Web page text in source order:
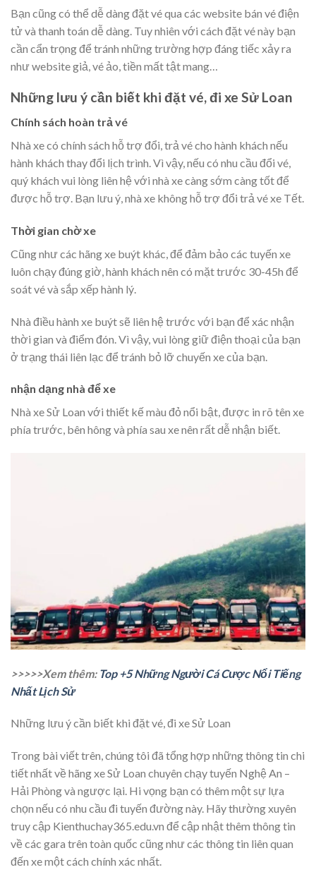
Bạn cũng có thể dễ dàng đặt vé qua các website bán vé điện
tử và thanh toán dễ dàng. Tuy nhiên với cách đặt vé này bạn
cần cẩn trọng để tránh những trường hợp đáng tiếc xảy ra
như website giả, vé ảo, tiền mất tật mang…
Những lưu ý cần biết khi đặt vé, đi xe Sử Loan
Chính sách hoàn trả vé
Nhà xe có chính sách hỗ trợ đổi, trả vé cho hành khách nếu
hành khách thay đổi lịch trình. Vì vậy, nếu có nhu cầu đổi vé,
quý khách vui lòng liên hệ với nhà xe càng sớm càng tốt để
được hỗ trợ. Bạn lưu ý, nhà xe không hỗ trợ đổi trả vé xe Tết.
Thời gian chờ xe
Cũng như các hãng xe buýt khác, để đảm bảo các tuyến xe
luôn chạy đúng giờ, hành khách nên có mặt trước 30-45h để
soát vé và sắp xếp hành lý.
Nhà điều hành xe buýt sẽ liên hệ trước với bạn để xác nhận
thời gian và điểm đón. Vì vậy, vui lòng giữ điện thoại của bạn
ở trạng thái liên lạc để tránh bỏ lỡ chuyến xe của bạn.
nhận dạng nhà để xe
Nhà xe Sử Loan với thiết kế màu đỏ nổi bật, được in rõ tên xe
phía trước, bên hông và phía sau xe nên rất dễ nhận biết.
>>>>>Xem thêm: Top +5 Những Người Cá Cược Nổi Tiếng
Nhất Lịch Sử
Những lưu ý cần biết khi đặt vé, đi xe Sử Loan
Trong bài viết trên, chúng tôi đã tổng hợp những thông tin chi
tiết nhất về hãng xe Sử Loan chuyên chạy tuyến Nghệ An –
Hải Phòng và ngược lại. Hi vọng bạn có thêm một sự lựa
chọn nếu có nhu cầu đi tuyến đường này. Hãy thường xuyên
truy cập Kienthuchay365.edu.vn để cập nhật thêm thông tin
về các gara trên toàn quốc cũng như các thông tin liên quan
đến xe một cách chính xác nhất.